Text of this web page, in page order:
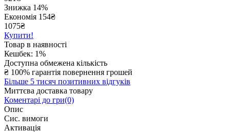
Знижка 14%
Економія 154₴
1075₴
Купити!
Товар в наявності
Кешбек: 1%
Доступна обмежена кількість
₴ 100% гарантія повернення грошей
Більше 5 тисяч позитивних відгуків
Миттєва доставка товару
Коментарі до гри(0)
Опис
Сис. вимоги
Активація